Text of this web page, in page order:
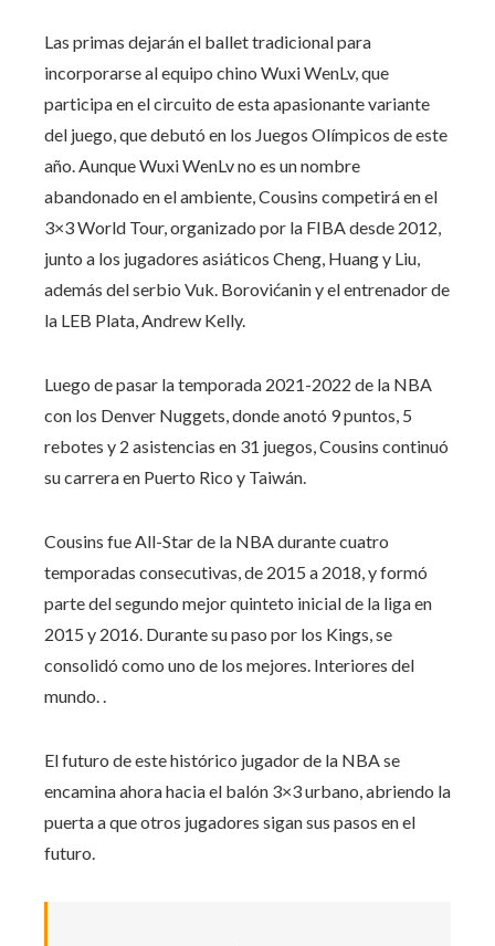
Las primas dejarán el ballet tradicional para
incorporarse al equipo chino Wuxi WenLv, que
participa en el circuito de esta apasionante variante
del juego, que debutó en los Juegos Olímpicos de este
año. Aunque Wuxi WenLv no es un nombre
abandonado en el ambiente, Cousins ​​competirá en el
3×3 World Tour, organizado por la FIBA ​​desde 2012,
junto a los jugadores asiáticos Cheng, Huang y Liu,
además del serbio Vuk. Borovićanin y el entrenador de
la LEB Plata, Andrew Kelly.
Luego de pasar la temporada 2021-2022 de la NBA
con los Denver Nuggets, donde anotó 9 puntos, 5
rebotes y 2 asistencias en 31 juegos, Cousins ​​continuó
su carrera en Puerto Rico y Taiwán.
Cousins ​​fue All-Star de la NBA durante cuatro
temporadas consecutivas, de 2015 a 2018, y formó
parte del segundo mejor quinteto inicial de la liga en
2015 y 2016. Durante su paso por los Kings, se
consolidó como uno de los mejores. Interiores del
mundo. .
El futuro de este histórico jugador de la NBA se
encamina ahora hacia el balón 3×3 urbano, abriendo la
puerta a que otros jugadores sigan sus pasos en el
futuro.